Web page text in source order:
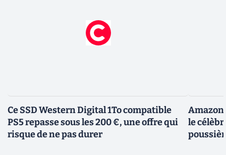
Ce SSD Western Digital 1To compatible
PS5 repasse sous les 200 €, une offre qui
risque de ne pas durer
Amazon
le